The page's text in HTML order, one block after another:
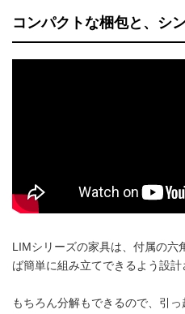
コンパクトな梱包と、シ
LIMシリーズの家具は、付属の六
ば簡単に組み立てできるよう設計
もちろん分解もできるので、引